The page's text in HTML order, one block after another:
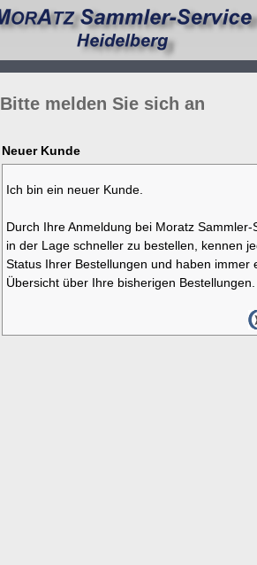
Bitte melden Sie sich an
Neuer Kunde
Ich bin ein neuer Kunde.
Durch Ihre Anmeldung bei Moratz Sammler-
in der Lage schneller zu bestellen, kennen
Status Ihrer Bestellungen und haben immer
Übersicht über Ihre bisherigen Bestellungen.